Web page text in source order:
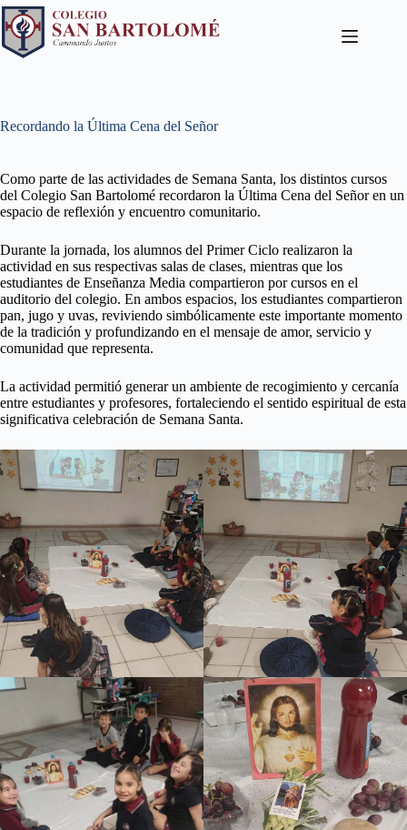
Recordando la Última Cena del Señor
Como parte de las actividades de Semana Santa, los distintos cursos
del Colegio San Bartolomé recordaron la Última Cena del Señor en un
espacio de reflexión y encuentro comunitario.
Durante la jornada, los alumnos del Primer Ciclo realizaron la
actividad en sus respectivas salas de clases, mientras que los
estudiantes de Enseñanza Media compartieron por cursos en el
auditorio del colegio. En ambos espacios, los estudiantes compartieron
pan, jugo y uvas, reviviendo simbólicamente este importante momento
de la tradición y profundizando en el mensaje de amor, servicio y
comunidad que representa.
La actividad permitió generar un ambiente de recogimiento y cercanía
entre estudiantes y profesores, fortaleciendo el sentido espiritual de esta
significativa celebración de Semana Santa.